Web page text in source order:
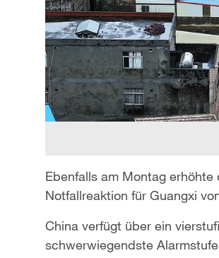
Ebenfalls am Montag
Notfallreaktion für Guangxi
China verfügt über ein
schwerwiegendste